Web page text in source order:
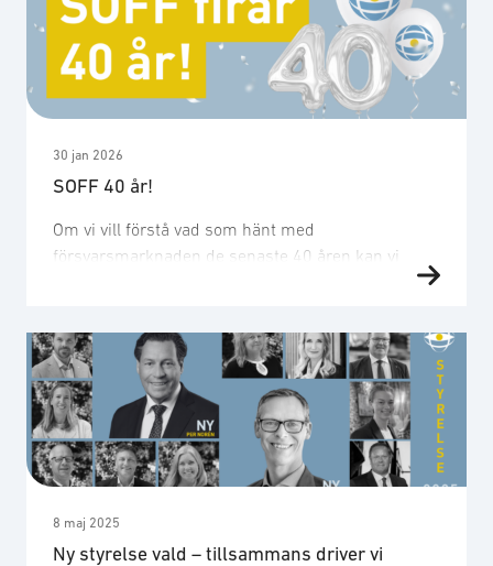
säger försvarsminister Pål Jonson. ”GAIM visar
precis vad Svenska Dual Use-priset är till för –
företag som med teknisk …
30 jan 2026
SOFF 40 år!
Om vi vill förstå vad som hänt med
försvarsmarknaden de senaste 40 åren kan vi
1986: En i huvudsak nationell logik Sverige stod
utanför militära allianser. Den svenska kunden var
dominerande. En betydande del av strukturen var
statlig eller starkt statligt präglad. …
8 maj 2025
Ny styrelse vald – tillsammans driver vi